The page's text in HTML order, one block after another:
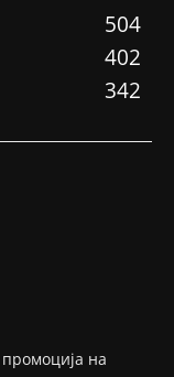
504
402
342
на